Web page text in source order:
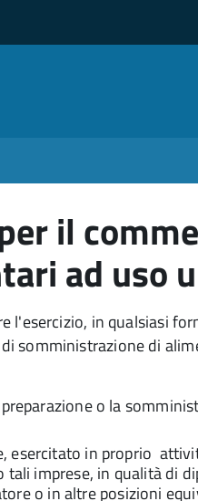
il
ad uso
l'esercizio, in qualsiasi
di
o la
in proprio
imprese, in qualità di
o in altre posizioni